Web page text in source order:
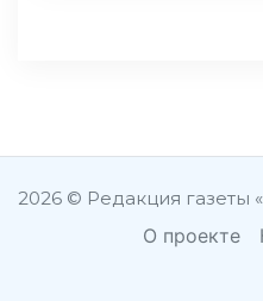
2026 © Редакция газеты
О проекте